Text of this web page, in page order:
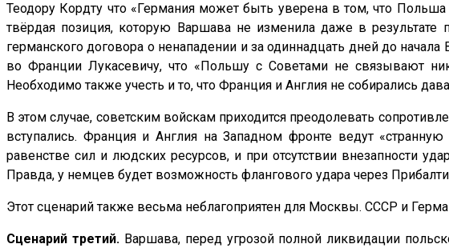
Теодору Кордту что «Германия может быть уверена в том, что
твёрдая позиция, которую Варшава не изменила даже в результате
германского договора о ненападении и за одиннадцать дней до
во Франции Лукасевичу, что «Польшу с Советами не связывают
Необходимо также учесть и то, что Франция и Англия не собирались
В этом случае, советским войскам приходится преодолевать
вступались. Франция и Англия на Западном фронте ведут
равенстве сил и людских ресурсов, и при отсутствии внезапности
Правда, у немцев будет возможность флангового удара через
Этот сценарий также весьма неблагоприятен для Москвы. СССР и
Сценарий третий.Варшава, перед угрозой полной ликвидации